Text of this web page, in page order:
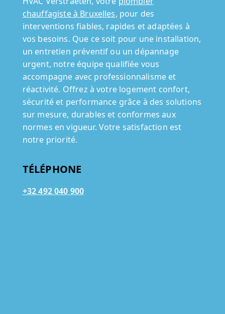
chauffagiste à Bruxelles, pour des
interventions fiables, rapides et adaptées à
vos besoins. Que ce soit pour une installation,
un entretien préventif ou un dépannage
urgent, notre équipe qualifiée vous
accompagne avec professionnalisme et
réactivité. Offrez à votre logement confort,
sécurité et performance grâce à des solutions
sur mesure, durables et conformes aux
normes en vigueur. Votre satisfaction est
notre priorité.
TÉLÉPHONE
+32 492 040 900